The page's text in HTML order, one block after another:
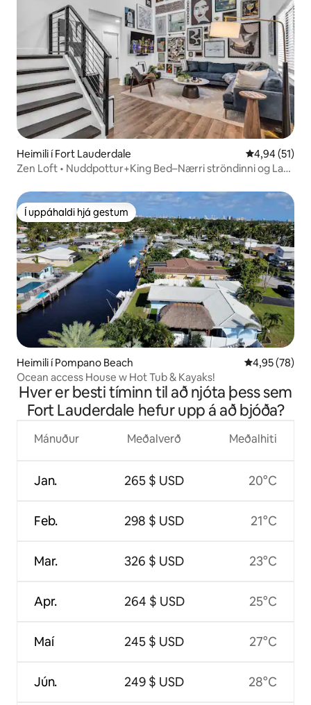
Heimili í Fort Lauderdale 4,94 af 5 í
4,94 (51)
Zen Loft • Nuddpottur+King Bed–Nærri ströndinni og Las
Í uppáhaldi hjá gestum
Í uppáhaldi hjá gestum
Heimili í Pompano Beach 4,95 af 5 í
4,95 (78)
Ocean access House w Hot Tub & Kayaks!
Hver er besti tíminn til að njóta þess sem
Fort Lauderdale hefur upp á að bjóða?
Mánuður
Jan.
Feb.
Mar.
Apr.
Maí
Jún.
Meðalverð
265 $ USD
298 $ USD
326 $ USD
264 $ USD
245 $ USD
249 $ USD
Meðalhiti
20°C
21°C
23°C
25°C
27°C
28°C